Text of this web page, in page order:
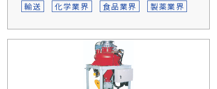
輸送 化学業界 食品業界 製薬業界